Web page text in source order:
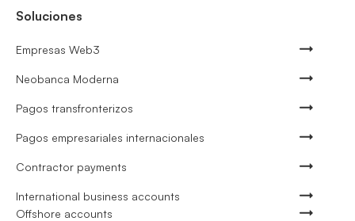
Soluciones
Empresas Web3
Neobanca Moderna
Pagos transfronterizos
Pagos empresariales internacionales
Contractor payments
International business accounts
Offshore accounts